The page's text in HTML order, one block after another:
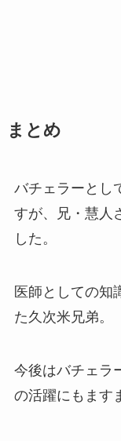
まとめ
バチェラーとし
すが、兄・慧人
した。
医師としての知
た久次米兄弟。
今後はバチェラ
の活躍にもます